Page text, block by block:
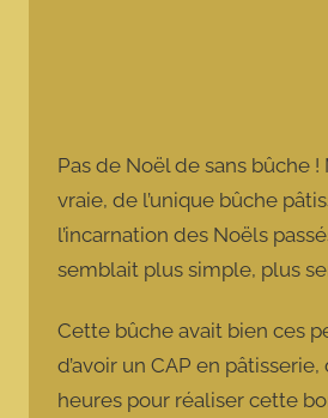
Pas de Noël de sans bûche
vraie, de l’unique bûche
l’incarnation des Noëls
semblait plus simple, plus
Cette bûche avait bien ces
d’avoir un CAP en
heures pour réaliser cette